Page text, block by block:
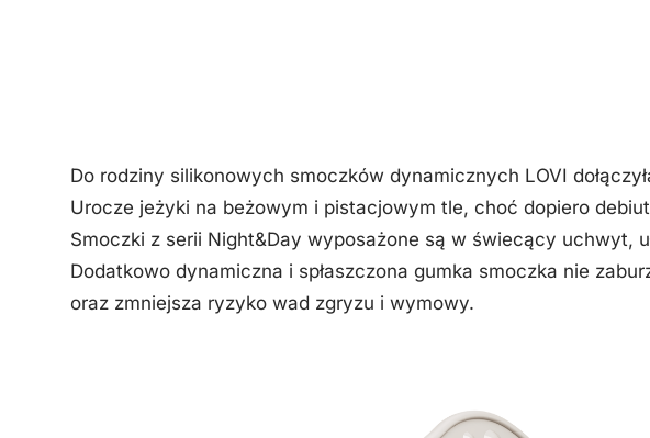
Do rodziny silikonowych smoczków dynamicznych LOVI
Urocze jeżyki na beżowym i pistacjowym tle, choć dopiero
Smoczki z serii Night&Day wyposażone są w świecący uchwyt,
Dodatkowo dynamiczna i spłaszczona gumka smoczka nie
oraz zmniejsza ryzyko wad zgryzu i wymowy.